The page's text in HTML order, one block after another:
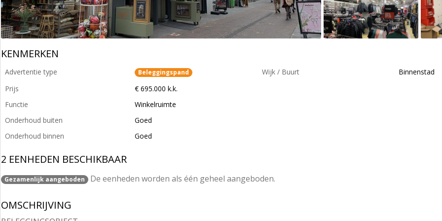
KENMERKEN
Advertentie type Beleggingspand
Prijs
€ 695.000 k.k.
Functie
Winkelruimte
Onderhoud buiten
Goed
Onderhoud binnen
Goed
Wijk / Buurt Binnenstad
2 EENHEDEN BESCHIKBAAR
Gezamenlijk aangeboden De eenheden worden als één geheel aangeboden.
OMSCHRIJVING